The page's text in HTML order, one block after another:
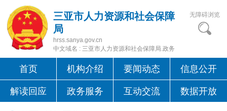
三亚市人力资源和社会保障
局
hrss.sanya.gov.cn
中文域名 : 三亚市人力资源和社会保障局.政务
无障碍浏览
首页 机构介绍 要闻动态 信息公开
解读回应 政务服务 互动交流 数据开放